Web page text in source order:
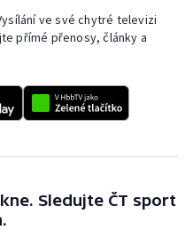
ve své chytré televizi
přímé přenosy, články a
Sledujte ČT sport